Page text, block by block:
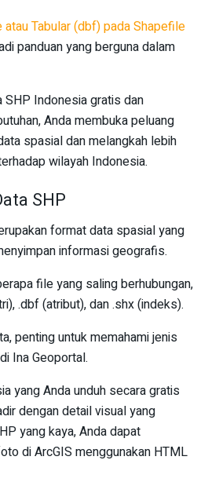
Tabular (dbf) pada Shapefile
panduan yang berguna dalam
SHP Indonesia gratis dan
Anda membuka peluang
spasial dan melangkah lebih
wilayah Indonesia.
SHP
format data spasial yang
informasi geografis.
file yang saling berhubungan,
.dbf (atribut), dan .shx (indeks).
penting untuk memahami jenis
Ina Geoportal.
yang Anda unduh secara gratis
dengan detail visual yang
yang kaya, Anda dapat
di ArcGIS menggunakan HTML